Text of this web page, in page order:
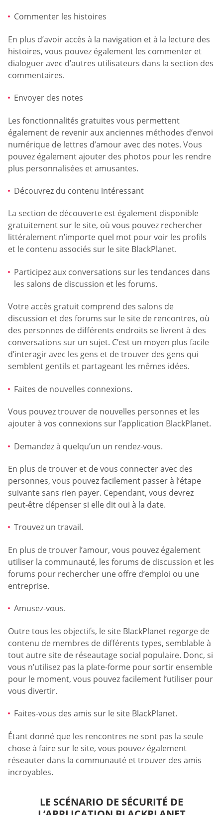
Commenter les histoires
En plus d’avoir accès à la navigation et à la lecture des
histoires, vous pouvez également les commenter et
dialoguer avec d’autres utilisateurs dans la section des
commentaires.
Envoyer des notes
Les fonctionnalités gratuites vous permettent
également de revenir aux anciennes méthodes d’envoi
numérique de lettres d’amour avec des notes. Vous
pouvez également ajouter des photos pour les rendre
plus personnalisées et amusantes.
Découvrez du contenu intéressant
La section de découverte est également disponible
gratuitement sur le site, où vous pouvez rechercher
littéralement n’importe quel mot pour voir les profils
et le contenu associés sur le site BlackPlanet.
Participez aux conversations sur les tendances dans
les salons de discussion et les forums.
Votre accès gratuit comprend des salons de
discussion et des forums sur le site de rencontres, où
des personnes de différents endroits se livrent à des
conversations sur un sujet. C’est un moyen plus facile
d’interagir avec les gens et de trouver des gens qui
semblent gentils et partageant les mêmes idées.
Faites de nouvelles connexions.
Vous pouvez trouver de nouvelles personnes et les
ajouter à vos connexions sur l’application BlackPlanet.
Demandez à quelqu’un un rendez-vous.
En plus de trouver et de vous connecter avec des
personnes, vous pouvez facilement passer à l’étape
suivante sans rien payer. Cependant, vous devrez
peut-être dépenser si elle dit oui à la date.
Trouvez un travail.
En plus de trouver l’amour, vous pouvez également
utiliser la communauté, les forums de discussion et les
forums pour rechercher une offre d’emploi ou une
entreprise.
Amusez-vous.
Outre tous les objectifs, le site BlackPlanet regorge de
contenu de membres de différents types, semblable à
tout autre site de réseautage social populaire. Donc, si
vous n’utilisez pas la plate-forme pour sortir ensemble
pour le moment, vous pouvez facilement l’utiliser pour
vous divertir.
Faites-vous des amis sur le site BlackPlanet.
Étant donné que les rencontres ne sont pas la seule
chose à faire sur le site, vous pouvez également
réseauter dans la communauté et trouver des amis
incroyables.
LE SCÉNARIO DE SÉCURITÉ DE